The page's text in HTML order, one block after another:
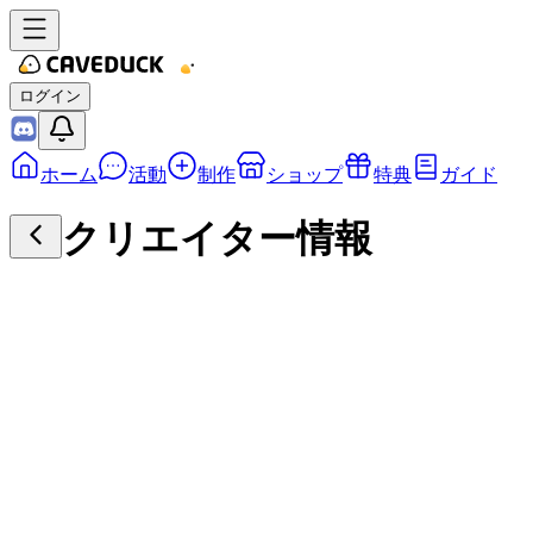
ログイン
ホーム 活動 制作 ショップ 特典 ガイド
クリエイター情報